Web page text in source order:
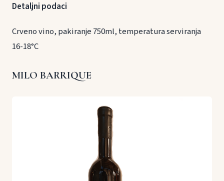
Detaljni podaci
Crveno vino, pakiranje 750ml, temperatura serviranja
16-18°C
MILO BARRIQUE